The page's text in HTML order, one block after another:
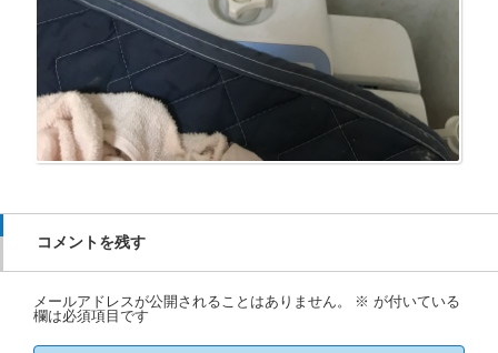
コメントを残す
メールアドレスが公開されることはありません。 ※ が付いている
欄は必須項目です